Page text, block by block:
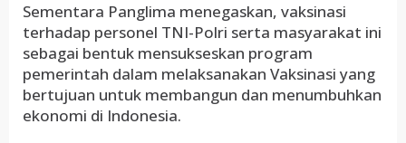
Sementara Panglima menegaskan, vaksinasi
terhadap personel TNI-Polri serta masyarakat ini
sebagai bentuk mensukseskan program
pemerintah dalam melaksanakan Vaksinasi yang
bertujuan untuk membangun dan menumbuhkan
ekonomi di Indonesia.